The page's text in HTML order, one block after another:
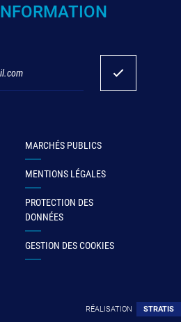
MARCHÉS PUBLICS
MENTIONS LÉGALES
PROTECTION DES
DONNÉES
GESTION DES COOKIES
RÉALISATION STRATIS